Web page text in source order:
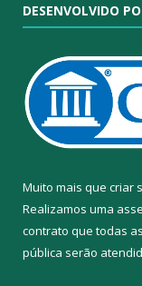
DESENVOLVIDO
Muito mais que criar
Realizamos uma
contrato que todas
pública serão